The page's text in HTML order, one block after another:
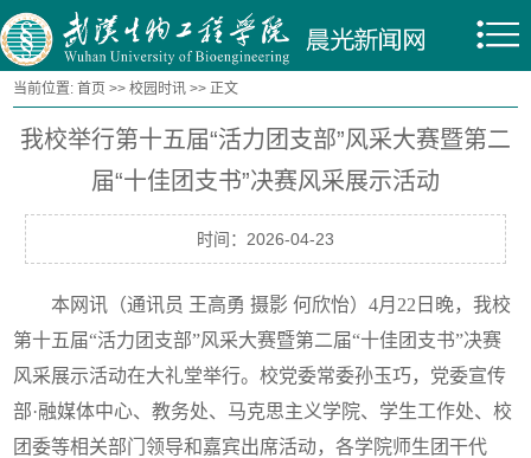
当前位置:首页 >>校园时讯 >> 正文
我校举行第十五届“活力团支部”风采大赛暨第二
届“十佳团支书”决赛风采展示活动
时间：2026-04-23
本网讯（通讯员 王高勇 摄影 何欣怡）4月22日晚，我校
第十五届“活力团支部”风采大赛暨第二届“十佳团支书”决赛
风采展示活动在大礼堂举行。校党委常委孙玉巧，党委宣传
部·融媒体中心、教务处、马克思主义学院、学生工作处、校
团委等相关部门领导和嘉宾出席活动，各学院师生团干代